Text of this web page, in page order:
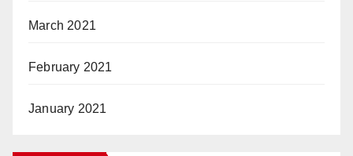
March 2021
February 2021
January 2021